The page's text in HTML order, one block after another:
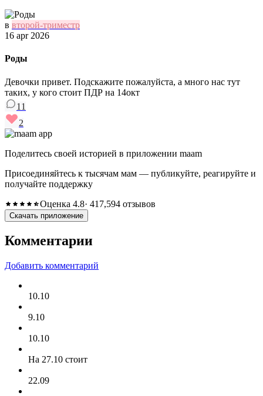
в второй-триместр
16 apr 2026
Роды
Девочки привет. Подскажите пожалуйста, а много нас тут
таких, у кого стоит ПДР на 14окт
11
2
Поделитесь своей историей в приложении maam
Присоединяйтесь к тысячам мам — публикуйте, реагируйте и
получайте поддержку
Оценка 4.8· 417,594 отзывов
Скачать приложение
Комментарии
Добавить комментарий
10.10
9.10
10.10
На 27.10 стоит
22.09